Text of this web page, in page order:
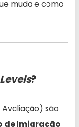
muda e como
?
são
de Imigração